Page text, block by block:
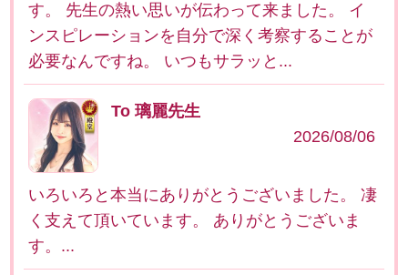
す。 先生の熱い思いが伝わって来ました。 イ
ンスピレーションを自分で深く考察することが
必要なんですね。 いつもサラッと...
To 璃麗先生
2026/08/06
いろいろと本当にありがとうございました。 凄
く支えて頂いています。 ありがとうございま
す。...